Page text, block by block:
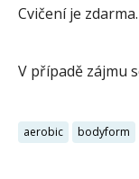
Cvičení je zdarma.
V případě zájmu
aerobic bodyform